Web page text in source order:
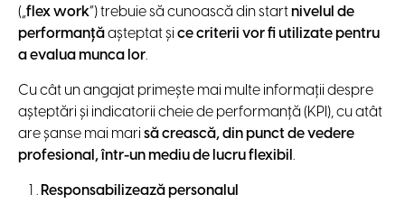
(„flex work”) trebuie să cunoască din startnivelul de
performanțăașteptat și ce criterii vor fi utilizate pentru
a evalua munca lor.
Cu cât un angajat primeşte mai multe informații despre
așteptări și indicatorii cheie de performanță (KPI), cu atât
are șanse mai mari să crească, din punct de vedere
profesional, într-un mediu de lucru flexibil .
Responsabilizează personalul